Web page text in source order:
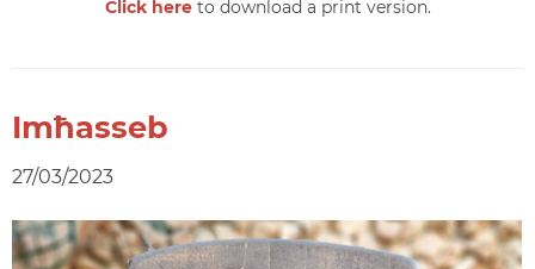
Click hereto download a print version.
Imħasseb
27/03/2023